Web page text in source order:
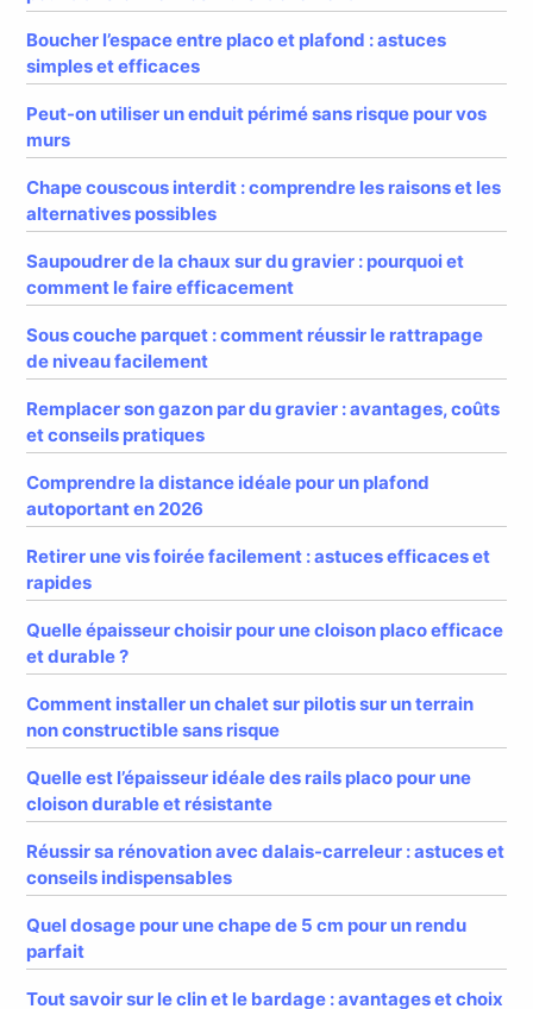
Boucher l’espace entre placo et plafond : astuces
simples et efficaces
Peut-on utiliser un enduit périmé sans risque pour vos
murs
Chape couscous interdit : comprendre les raisons et les
alternatives possibles
Saupoudrer de la chaux sur du gravier : pourquoi et
comment le faire efficacement
Sous couche parquet : comment réussir le rattrapage
de niveau facilement
Remplacer son gazon par du gravier : avantages, coûts
et conseils pratiques
Comprendre la distance idéale pour un plafond
autoportant en 2026
Retirer une vis foirée facilement : astuces efficaces et
rapides
Quelle épaisseur choisir pour une cloison placo efficace
et durable ?
Comment installer un chalet sur pilotis sur un terrain
non constructible sans risque
Quelle est l’épaisseur idéale des rails placo pour une
cloison durable et résistante
Réussir sa rénovation avec dalais-carreleur : astuces et
conseils indispensables
Quel dosage pour une chape de 5 cm pour un rendu
parfait
Tout savoir sur le clin et le bardage : avantages et choix